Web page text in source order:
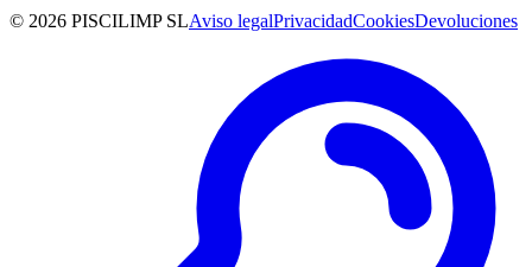
© 2026 PISCILIMP SLAviso legalPrivacidadCookiesDevoluciones